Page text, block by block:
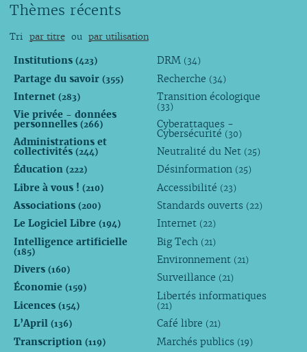
Thèmes récents
Tri par titre ou par utilisation
Institutions (423)
Partage du savoir (355)
Internet (283)
Vie privée - données
personnelles (266)
Administrations et
collectivités (244)
Éducation (222)
Libre à vous ! (210)
Associations (200)
Le Logiciel Libre (194)
Intelligence artificielle
(185)
Divers (160)
Économie (159)
Licences (154)
L’April (136)
Transcription (119)
DRM (34)
Recherche (34)
Transition écologique
(33)
Cyberattaques -
Cybersécurité (30)
Neutralité du Net (25)
Désinformation (25)
Accessibilité (23)
Standards ouverts (22)
Internet (22)
Big Tech (21)
Environnement (21)
Surveillance (21)
Libertés informatiques
(21)
Café libre (21)
Marchés publics (19)